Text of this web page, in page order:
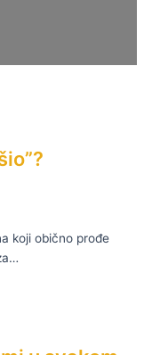
koji obično prođe